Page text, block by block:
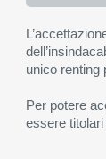
unico renting
Per potere
essere titolari